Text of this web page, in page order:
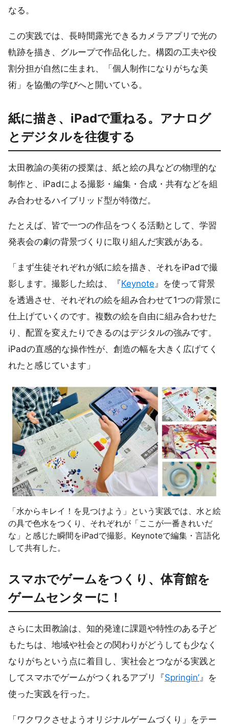
なる。
この実践では、長時間露光できるカメラアプリで光の
軌跡を描き、グループで作品化した。構図の工夫や役
割分担が自然に生まれ、「個人制作になりがちな美
術」を協働の学びへと開いている。
紙に描き、iPadで重ねる。アナログ
とデジタルを往復する
太田教諭の美術の授業は、紙と絵の具などの物理的な
制作と、iPadによる撮影・編集・合成・共有などを組
み合わせるハイブリッド型が特徴だ。
たとえば、皆で一つの作品をつくる活動として、学習
発表会の劇の背景づくりに取り組んだ実践がある。
「まず生徒それぞれが紙に絵を描き、それをiPadで撮
影します。撮影した絵は、『Keynote 』を使って背景
を透過させ、それぞれの絵を組み合わせて1つの背景に
仕上げていくのです。複数の絵を自由に組み合わせた
り、配置を変えたりできるのはデジタルの強みです。
iPadの直感的な操作性が、創造の幅を大きく広げてく
れたと感じています」
「水からキレイ！を見つけよう」という実践では、水と絵
の具で色水をつくり、それぞれが「ここが一番きれいだ
な」と感じた瞬間をiPadで撮影。Keynoteで編集・言語化
して共有した。
スマホでゲームをつくり、体育館を
ゲームセンターに！
さらに太田教諭は、知的発達に課題や特性のある子ど
もたちは、地域や社会との関わりがどうしても少なく
なりがちという点に着目し、実社会とつながる実践と
してスマホでゲームがつくれるアプリ『Springin’』を
使った実践を行った。
「ワクワクさせようオリジナルゲームづくり」をテー